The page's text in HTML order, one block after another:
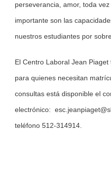
perseverancia, amor, toda
importante son las
nuestros estudiantes por
El Centro Laboral Jean
para quienes necesitan
consultas está disponible el
electrónico:
teléfono 512-314914.